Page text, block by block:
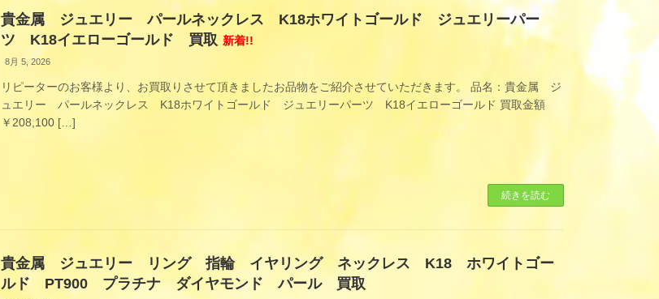
貴金属 ジュエリー パールネックレス K18ホワイトゴールド ジュエリーパー
ツ K18イエローゴールド 買取 新着!!
8月 5, 2026
リピーターのお客様より、お買取りさせて頂きましたお品物をご紹介させていただきます。 品名：貴金属 ジ
ュエリー パールネックレス K18ホワイトゴールド ジュエリーパーツ K18イエローゴールド 買取金額
￥208,100 […]
続きを読む
貴金属 ジュエリー リング 指輪 イヤリング ネックレス K18 ホワイトゴー
ルド PT900 プラチナ ダイヤモンド パール 買取